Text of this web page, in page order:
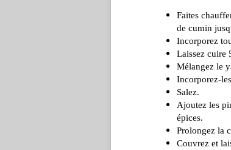
Faites
de cumin
Incorporez
Laissez cuire
Mélangez le
Incorporez-
Salez.
Ajoutez les
épices.
Prolongez la
Couvrez et